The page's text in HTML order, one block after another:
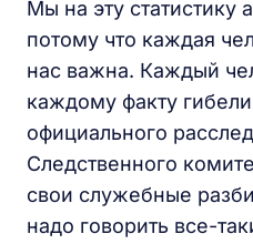
Мы на эту статистику
потому что каждая
нас важна. Каждый
каждому факту
официального
Следственного
свои служебные
надо говорить все-